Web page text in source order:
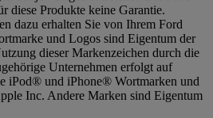
diese Produkte keine Garantie.
dazu erhalten Sie von Ihrem Ford
und Logos sind Eigentum der
dieser Markenzeichen durch die
Unternehmen erfolgt auf
iPod® und iPhone® Wortmarken und
Inc. Andere Marken sind Eigentum